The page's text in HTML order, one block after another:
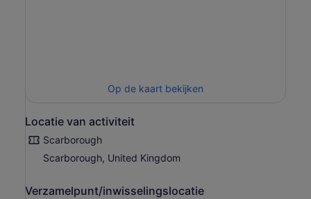
Op de kaart bekijken
Locatie van activiteit
Scarborough
Scarborough, United Kingdom
Verzamelpunt/inwisselingslocatie